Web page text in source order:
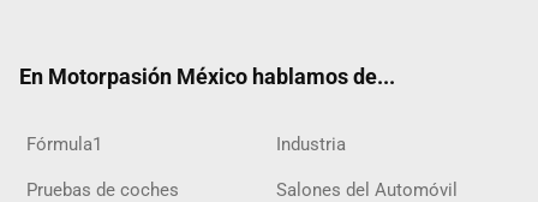
En Motorpasión México hablamos de...
Fórmula1 Industria
Pruebas de coches Salones del Automóvil